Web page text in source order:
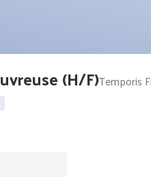
(H/F)Temporis